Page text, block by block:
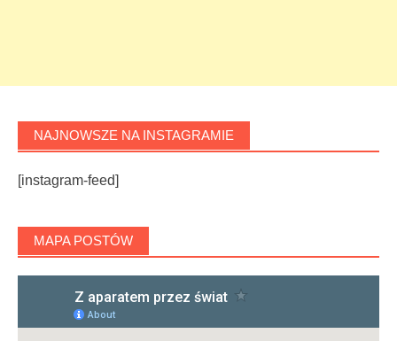
NAJNOWSZE NA INSTAGRAMIE
[instagram-feed]
MAPA POSTÓW